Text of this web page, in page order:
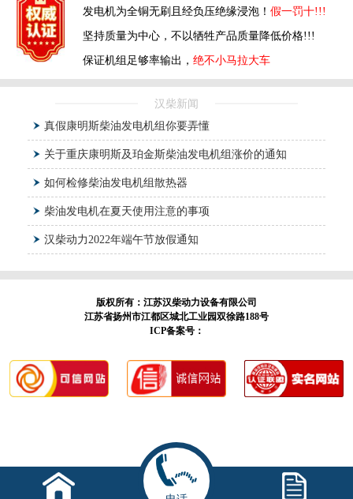
发电机为全铜无刷且经负压绝缘浸泡！ 假一罚十!!!
坚持质量为中心，不以牺牲产品质量降低价格!!!
保证机组足够率输出， 绝不小马拉大车
汉柴新闻
真假康明斯柴油发电机组你要弄懂
关于重庆康明斯及珀金斯柴油发电机组涨价的通知
如何检修柴油发电机组散热器
柴油发电机在夏天使用注意的事项
汉柴动力2022年端午节放假通知
版权所有：江苏汉柴动力设备有限公司
江苏省扬州市江都区城北工业园双徐路188号
ICP备案号：